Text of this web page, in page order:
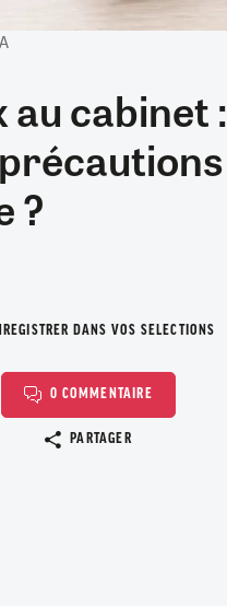
au cabinet :
?
DANS VOS SELECTIONS
0 COMMENTAIRE
PARTAGER